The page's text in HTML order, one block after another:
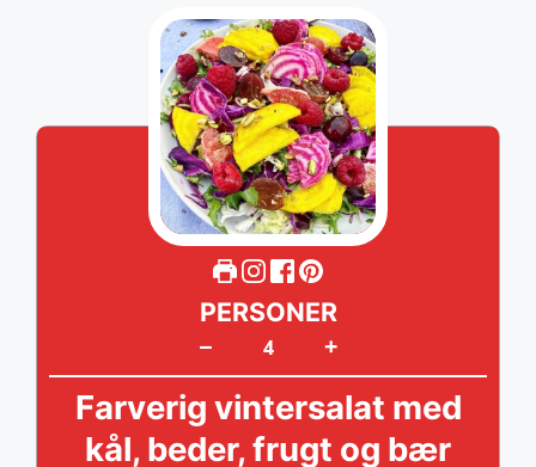
– +
PERSONER
Farverig vintersalat med
kål, beder, frugt og bær